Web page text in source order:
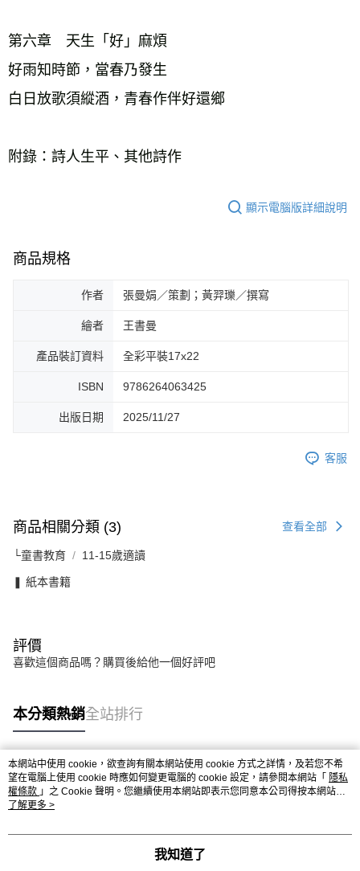
第六章　天生「好」麻煩
好雨知時節，當春乃發生
白日放歌須縱酒，青春作伴好還鄉
附錄：詩人生平、其他詩作
顯示電腦版詳細說明
商品規格
作者 張曼娟／策劃；黃羿瓅／撰寫
繪者 王書曼
產品裝訂資料 全彩平裝17x22
ISBN 9786264063425
出版日期 2025/11/27
客服
商品相關分類 (3) 查看全部
└童書教育 11-15歲適讀
❚ 紙本書籍
評價
喜歡這個商品嗎？購買後給他一個好評吧
本分類熱銷全站排行
熱門標籤
本網站中使用 cookie，欲查詢有關本網站使用 cookie 方式之詳情，及若您不希
望在電腦上使用 cookie 時應如何變更電腦的 cookie 設定，請參閱本網站「 隱私
權條款 」之 Cookie 聲明。您繼續使用本網站即表示您同意本公司得按本網站使
用條款之 Cookie 聲明使用 cookie。
了解更多 >
我知道了